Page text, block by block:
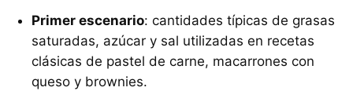
Primer escenario: cantidades típicas de grasas
saturadas, azúcar y sal utilizadas en recetas
clásicas de pastel de carne, macarrones con
queso y brownies.